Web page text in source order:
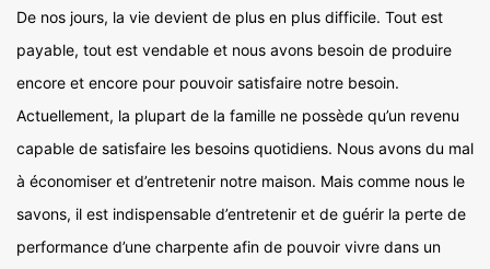
De nos jours, la vie devient de plus en plus difficile. Tout est
payable, tout est vendable et nous avons besoin de produire
encore et encore pour pouvoir satisfaire notre besoin.
Actuellement, la plupart de la famille ne possède qu’un revenu
capable de satisfaire les besoins quotidiens. Nous avons du mal
à économiser et d’entretenir notre maison. Mais comme nous le
savons, il est indispensable d’entretenir et de guérir la perte de
performance d’une charpente afin de pouvoir vivre dans un